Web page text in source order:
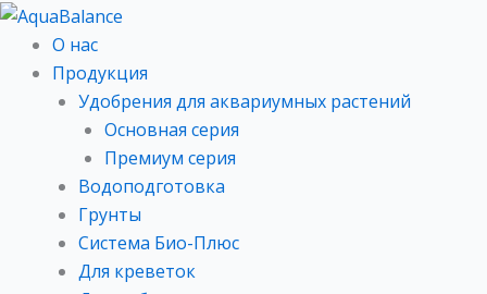
Перейти
содержимому
О нас
Продукция
Удобрения для аквариумных растений
Основная серия
Премиум серия
Водоподготовка
Грунты
Система Био-Плюс​
Для креветок​